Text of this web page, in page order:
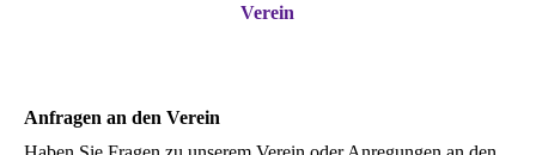
Verein
Anfragen an den Verein